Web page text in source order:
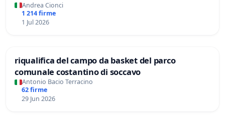
Andrea Cionci
1 214 firme
1 Jul 2026
riqualifica del campo da basket del parco
comunale costantino di soccavo
Antonio Bacio Terracino
62 firme
29 Jun 2026